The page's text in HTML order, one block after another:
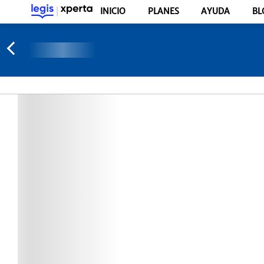
INICIO PLANES AYUDA